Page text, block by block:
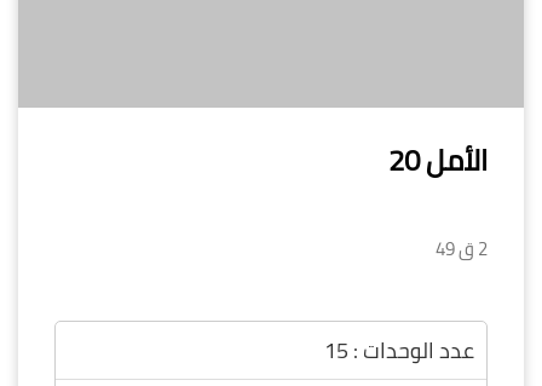
الأمل 20
2 ق 49
عدد الوحدات : 15